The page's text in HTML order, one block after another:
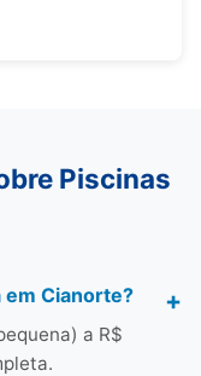
Piscinas
em Cianorte?
a R$